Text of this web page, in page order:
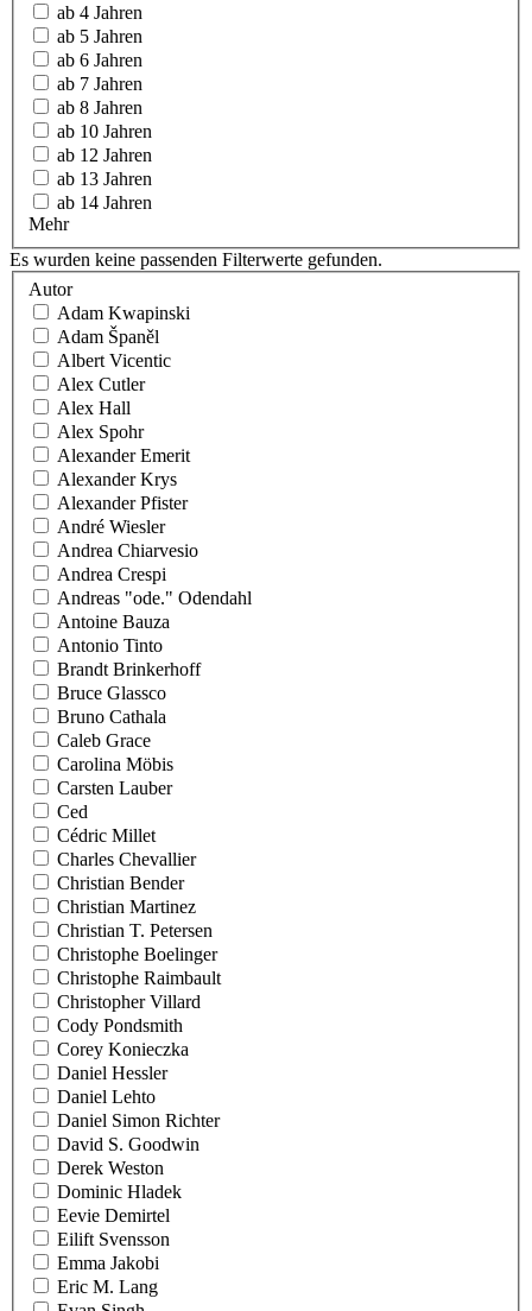
ab 4 Jahren
ab 5 Jahren
ab 6 Jahren
ab 7 Jahren
ab 8 Jahren
ab 10 Jahren
ab 12 Jahren
ab 13 Jahren
ab 14 Jahren
Mehr
Es wurden keine passenden Filterwerte gefunden.
Autor
Adam Kwapinski
Adam Španěl
Albert Vicentic
Alex Cutler
Alex Hall
Alex Spohr
Alexander Emerit
Alexander Krys
Alexander Pfister
André Wiesler
Andrea Chiarvesio
Andrea Crespi
Andreas "ode." Odendahl
Antoine Bauza
Antonio Tinto
Brandt Brinkerhoff
Bruce Glassco
Bruno Cathala
Caleb Grace
Carolina Möbis
Carsten Lauber
Ced
Cédric Millet
Charles Chevallier
Christian Bender
Christian Martinez
Christian T. Petersen
Christophe Boelinger
Christophe Raimbault
Christopher Villard
Cody Pondsmith
Corey Konieczka
Daniel Hessler
Daniel Lehto
Daniel Simon Richter
David S. Goodwin
Derek Weston
Dominic Hladek
Eevie Demirtel
Eilift Svensson
Emma Jakobi
Eric M. Lang